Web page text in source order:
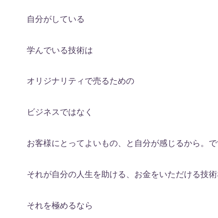
自分がしている
学んでいる技術は
オリジナリティで売るための
ビジネスではなく
お客様にとってよいもの、と自分が感じるから。で
それが自分の人生を助ける、お金をいただける技
それを極めるなら